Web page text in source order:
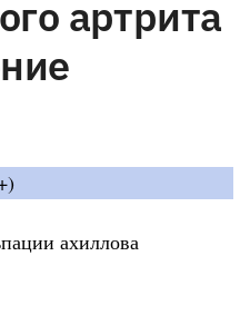
артрита
ахиллова